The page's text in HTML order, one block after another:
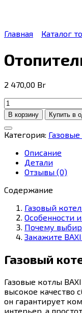
Главная Каталог
2 470,00 Br
Количество
товара
Отопительный
котел
BAXI
ECO-
В корзину Купить в
Категория:
Описание
Детали
Отзывы (0)
Содержание
Газовый
Особенности
Почему
Закажите
Газовый
Газовые котлы
высокое качество
он гарантирует
интерьер, а